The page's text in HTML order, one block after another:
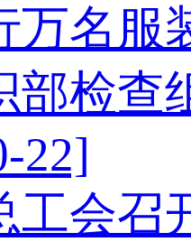
万名服
部检查
22]
工会召